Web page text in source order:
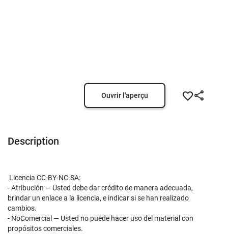
Ouvrir l'aperçu
Description
Licencia CC-BY-NC-SA:
- Atribución — Usted debe dar crédito de manera adecuada,
brindar un enlace a la licencia, e indicar si se han realizado
cambios.
- NoComercial — Usted no puede hacer uso del material con
propósitos comerciales.